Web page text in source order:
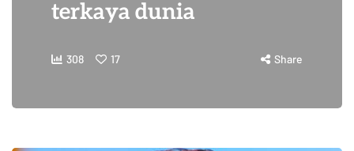
terkaya dunia
308 17 Share